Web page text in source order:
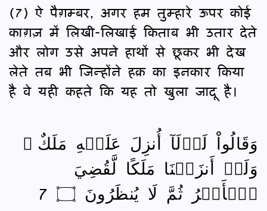
(7) ऐ पैग़म्बर, अगर हम तुम्हारे ऊपर कोई
काग़ज़ में लिखी-लिखाई किताब भी उतार देते
और लोग उसे अपने हाथों से छूकर भी देख
लेते तब भी जिन्होंने हक़ का इनकार किया
है वे यही कहते कि यह तो खुला जादू है।
وَقَالُواْ لَوۡلَآ أُنزِلَ عَلَيۡهِ مَلَكٌ ۖ
وَلَوۡ أَنزَلۡنَا مَلَكًا لَّقُضِيَ
ٱلۡأَمۡرُ ثُمَّ لَا يُنظَرُونَ ۝ 7